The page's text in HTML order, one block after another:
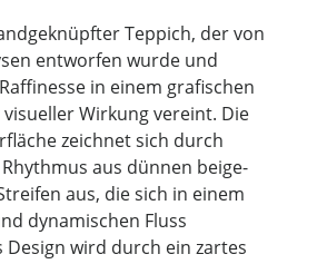
Teppich, der von
entworfen wurde und
in einem grafischen
Wirkung vereint. Die
zeichnet sich durch
aus dünnen beige-
aus, die sich in einem
dynamischen Fluss
Design wird durch ein zartes